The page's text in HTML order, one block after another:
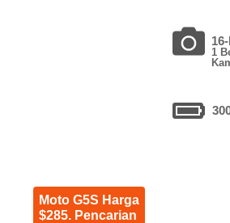
1
Moto G5S Harga
$285. Pencarian